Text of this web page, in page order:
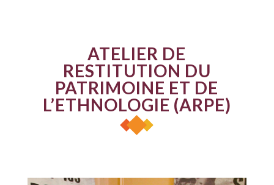
ATELIER DE
RESTITUTION DU
PATRIMOINE ET DE
L’ETHNOLOGIE (ARPE)